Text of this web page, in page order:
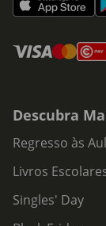
Descubra
Regresso às
Livros
Singles' Day